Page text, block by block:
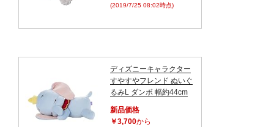
(2019/7/25 08:02時点)
ディズニーキャラクター
すやすやフレンド ぬいぐ
るみL ダンボ 幅約44cm
新品価格
￥3,700から